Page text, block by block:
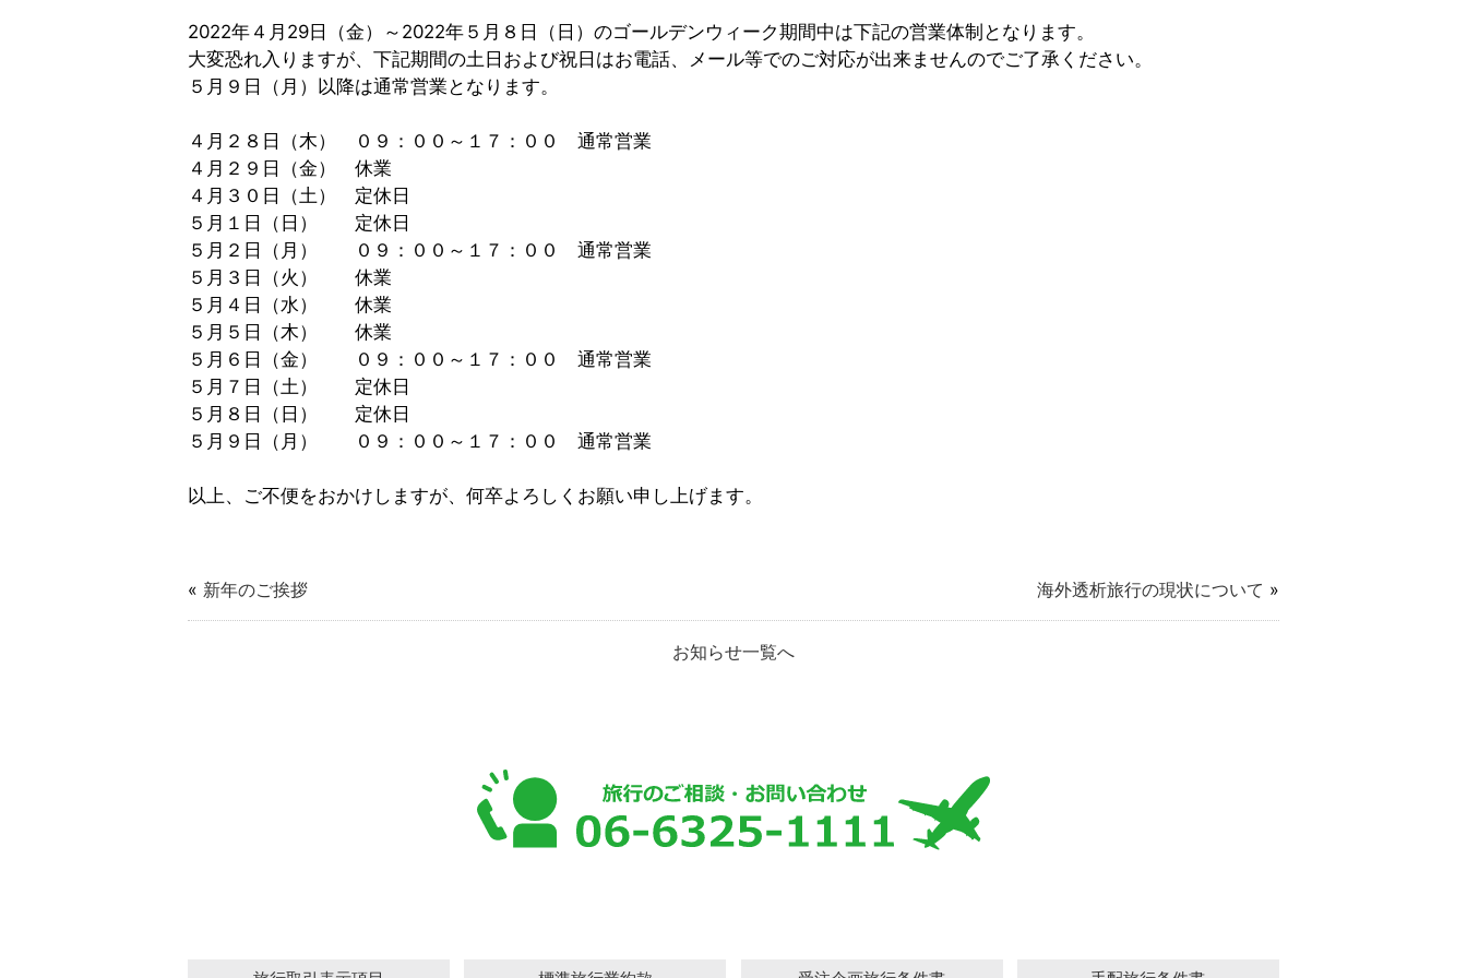
2022年４月29日（金）～2022年５月８日（日）のゴールデンウィーク期間中は下記の営業体制となります。
大変恐れ入りますが、下記期間の土日および祝日はお電話、メール等でのご対応が出来ませんのでご了承ください。
５月９日（月）以降は通常営業となります。
４月２８日（木） ０９：００～１７：００ 通常営業
４月２９日（金） 休業
４月３０日（土） 定休日
５月１日（日） 定休日
５月２日（月） ０９：００～１７：００ 通常営業
５月３日（火） 休業
５月４日（水） 休業
５月５日（木） 休業
５月６日（金） ０９：００～１７：００ 通常営業
５月７日（土） 定休日
５月８日（日） 定休日
５月９日（月） ０９：００～１７：００ 通常営業
以上、ご不便をおかけしますが、何卒よろしくお願い申し上げます。
« 新年のご挨拶 海外透析旅行の現状について »
お知らせ一覧へ